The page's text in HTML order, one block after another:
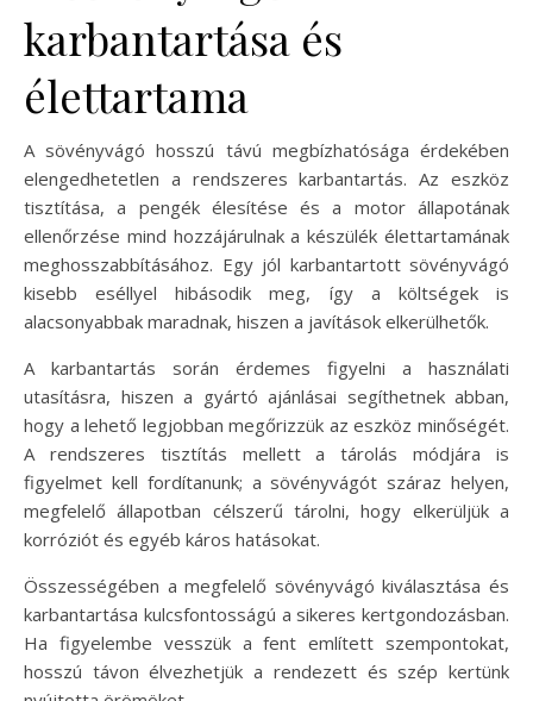
karbantartása és
élettartama
A sövényvágó hosszú távú megbízhatósága érdekében
elengedhetetlen a rendszeres karbantartás. Az eszköz
tisztítása, a pengék élesítése és a motor állapotának
ellenőrzése mind hozzájárulnak a készülék élettartamának
meghosszabbításához. Egy jól karbantartott sövényvágó
kisebb eséllyel hibásodik meg, így a költségek is
alacsonyabbak maradnak, hiszen a javítások elkerülhetők.
A karbantartás során érdemes figyelni a használati
utasításra, hiszen a gyártó ajánlásai segíthetnek abban,
hogy a lehető legjobban megőrizzük az eszköz minőségét.
A rendszeres tisztítás mellett a tárolás módjára is
figyelmet kell fordítanunk; a sövényvágót száraz helyen,
megfelelő állapotban célszerű tárolni, hogy elkerüljük a
korróziót és egyéb káros hatásokat.
Összességében a megfelelő sövényvágó kiválasztása és
karbantartása kulcsfontosságú a sikeres kertgondozásban.
Ha figyelembe vesszük a fent említett szempontokat,
hosszú távon élvezhetjük a rendezett és szép kertünk